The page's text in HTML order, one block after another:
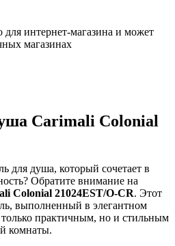
для интернет-магазина и может
магазинах
Carimali Colonial
для душа, который сочетает в
Обратите внимание на
Colonial 21024EST/O-CR. Этот
выполненный в элегантном
практичным, но и стильным
комнаты.